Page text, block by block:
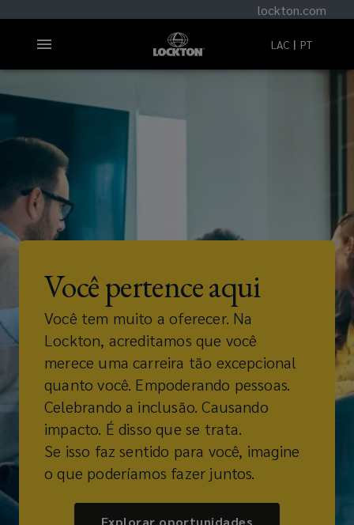
lockton.com
LAC PT
Você pertence aqui
Você tem muito a oferecer. Na
Lockton, acreditamos que você
merece uma carreira tão excepcional
quanto você. Empoderando pessoas.
Celebrando a inclusão. Causando
impacto. É disso que se trata.
Se isso faz sentido para você, imagine
o que poderíamos fazer juntos.
Explorar oportunidades